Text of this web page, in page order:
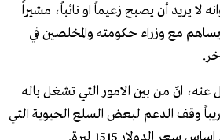
يريد أن يصبح زعيماً او نائباً، مشيراً
مع وزراء حكومته والمخلصين في
انّ من بين الامور التي تشغل باله
وقف الدعم لبعض السلع الحيوية التي